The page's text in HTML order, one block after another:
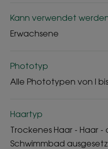
Kann verwendet
Erwachsene
Phototyp
Alle Phototypen von I
Haartyp
Trockenes Haar - Haar -
Schwimmbad